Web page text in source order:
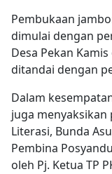
Pembukaan
dimulai dengan
Desa Pekan
ditandai dengan
Dalam
juga menyaksikan
Literasi, Bunda
Pembina
oleh Pj. Ketua TP